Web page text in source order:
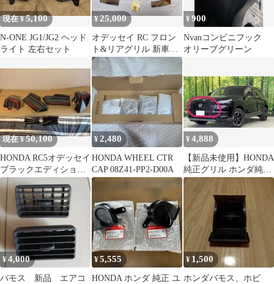
現在 ¥5,100
N-ONE JG1/JG2 ヘッド
ライト 左右セット
¥25,000
オデッセイ RC フロン
ト&リアグリル 新車外
し
¥900
Nvanコンビニフック
オリーブグリーン
現在 ¥50,100
HONDA RC5オデッセイ
ブラックエディション
テールランプ 左右4個
セット
¥2,480
HONDA WHEEL CTR
CAP 08Z41-PP2-D00A
¥4,888
【新品未使用】HONDA
純正グリル ホンダ純正
グリル
¥4,000
バモス 新品 エアコ
¥5,555
HONDA ホンダ 純正 ユ
¥ 1,500
ホンダバモス、ホビ